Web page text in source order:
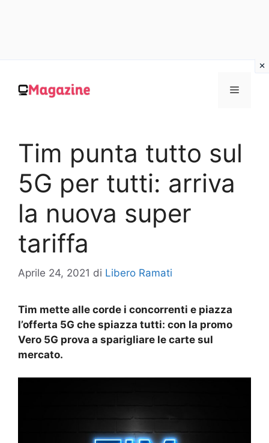
contenuto
MENU
Tim punta tutto sul
5G per tutti: arriva
la nuova super
tariffa
Aprile 24, 2021 di Libero Ramati
Tim mette alle corde i concorrenti e piazza
l’offerta 5G che spiazza tutti: con la promo
Vero 5G prova a sparigliare le carte sul
mercato.